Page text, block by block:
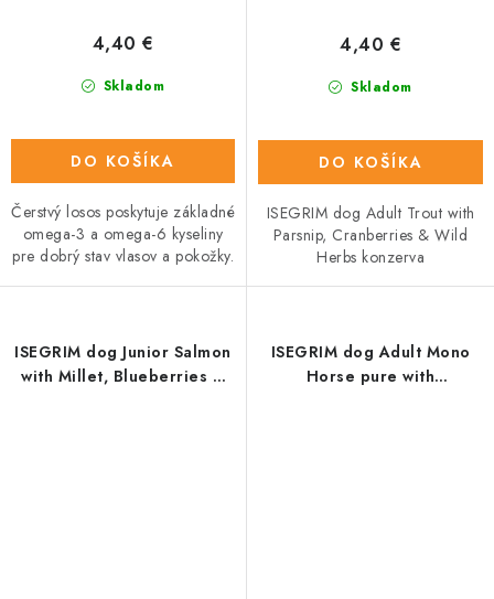
Skladom
4,40 €
DO KOŠÍKA
Čerstvý losos poskytuje základné
omega-3 a omega-6 kyseliny
pre dobrý stav vlasov a pokožky.
Skladom
4,40 €
DO KOŠÍKA
ISEGRIM dog Adult Trout with
Parsnip, Cranberries & Wild
Herbs konzerva
ISEGRIM dog Junior Salmon
with Millet, Blueberries &
ISEGRIM dog Adult Mono
Horse pure with